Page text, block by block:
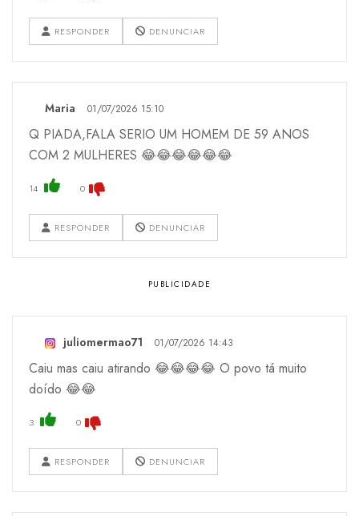
RESPONDER DENUNCIAR
Maria 01/07/2026 15:10
Q PIADA,FALA SERIO UM HOMEM DE 59 ANOS
COM 2 MULHERES 😂😂😂😂😂😂
14 0
RESPONDER DENUNCIAR
juliomermao71 01/07/2026 14:43
Caiu mas caiu atirando 😂😂😂😂 O povo tá muito
doído 😂😂
3 0
RESPONDER DENUNCIAR